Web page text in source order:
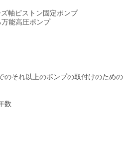
軸ピストン固定ポンプ
能高圧ポンプ
のそれ以上のポンプの取付けのための
数